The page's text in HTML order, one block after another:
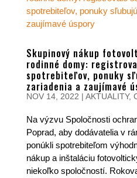
Skupinový nákup
rodinné domy:
spotrebiteľov, ponuky
zariadenia a zaujímavé
NOV 14, 2022 | AKTUALITY,
Na výzvu Spoločnosti
Poprad, aby dodávatelia v
ponúkli spotrebiteľom
nákup a inštaláciu
niekoľko spoločností.